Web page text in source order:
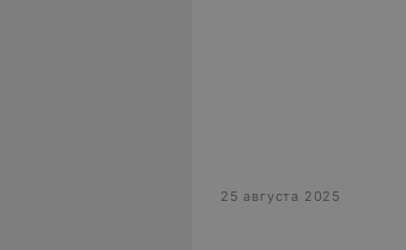
25 августа 2025